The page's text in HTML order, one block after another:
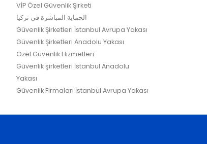
VİP Özel Güvenlik Şirketi
الحماية المباشرة في تركيا
Güvenlik Şirketleri İstanbul Avrupa Yakası
Güvenlik Şirketleri Anadolu Yakası
Özel Güvenlik Hizmetleri
Güvenlik şirketleri İstanbul Anadolu
Yakası
Güvenlik Firmaları İstanbul Avrupa Yakası